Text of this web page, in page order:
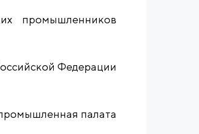
промышленников
Федерации
палата